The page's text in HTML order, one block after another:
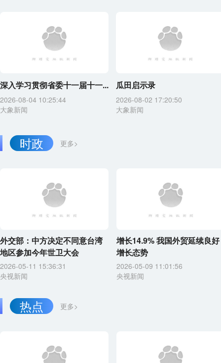
深入学习贯彻省委十一届十一...
2026-08-04 10:25:44
大象新闻
瓜田启示录
2026-08-02 17:20:50
大象新闻
更多>
时政
外交部：中方决定不同意台湾
地区参加今年世卫大会
2026-05-11 15:36:31
央视新闻
增长14.9% 我国外贸延续良好
增长态势
2026-05-09 11:01:56
央视新闻
更多>
热点